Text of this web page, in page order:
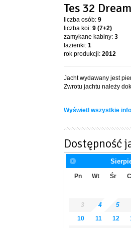
Tes 32
liczba osób: 9
liczba koi: 9 (7+2)
zamykane kabiny: 3
łazienki: 1
rok produkcji: 2012
Jacht wydawany jest
Zwrotu jachtu należy
Wyświetl wszystkie
Dostępność
Pn Wt Śr
3
4 5
10
11 12